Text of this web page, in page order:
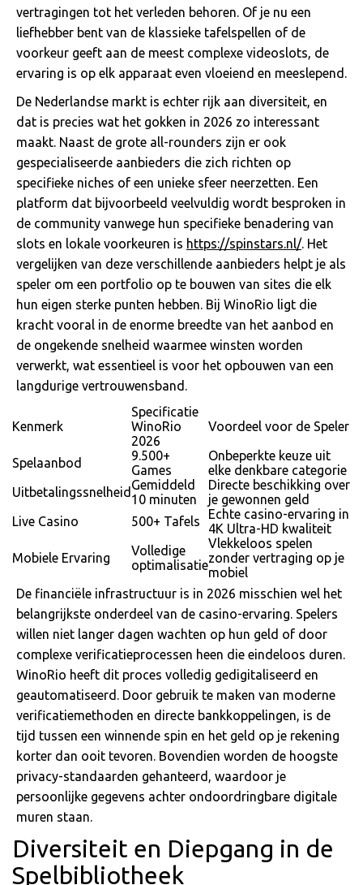
vertragingen tot het verleden behoren. Of je nu een
liefhebber bent van de klassieke tafelspellen of de
voorkeur geeft aan de meest complexe videoslots, de
ervaring is op elk apparaat even vloeiend en meeslepend.
De Nederlandse markt is echter rijk aan diversiteit, en
dat is precies wat het gokken in 2026 zo interessant
maakt. Naast de grote all-rounders zijn er ook
gespecialiseerde aanbieders die zich richten op
specifieke niches of een unieke sfeer neerzetten. Een
platform dat bijvoorbeeld veelvuldig wordt besproken in
de community vanwege hun specifieke benadering van
slots en lokale voorkeuren is https://spinstars.nl/. Het
vergelijken van deze verschillende aanbieders helpt je als
speler om een portfolio op te bouwen van sites die elk
hun eigen sterke punten hebben. Bij WinoRio ligt die
kracht vooral in de enorme breedte van het aanbod en
de ongekende snelheid waarmee winsten worden
verwerkt, wat essentieel is voor het opbouwen van een
langdurige vertrouwensband.
Kenmerk
Specificatie
WinoRio
2026
Voordeel voor de Speler
Spelaanbod
9.500+
Games
Onbeperkte keuze uit
elke denkbare categorie
Uitbetalingssnelheid Gemiddeld
10 minuten
Directe beschikking over
je gewonnen geld
Live Casino
500+ Tafels
Echte casino-ervaring in
4K Ultra-HD kwaliteit
Mobiele Ervaring
Volledige
optimalisatie
Vlekkeloos spelen
zonder vertraging op je
mobiel
De financiële infrastructuur is in 2026 misschien wel het
belangrijkste onderdeel van de casino-ervaring. Spelers
willen niet langer dagen wachten op hun geld of door
complexe verificatieprocessen heen die eindeloos duren.
WinoRio heeft dit proces volledig gedigitaliseerd en
geautomatiseerd. Door gebruik te maken van moderne
verificatiemethoden en directe bankkoppelingen, is de
tijd tussen een winnende spin en het geld op je rekening
korter dan ooit tevoren. Bovendien worden de hoogste
privacy-standaarden gehanteerd, waardoor je
persoonlijke gegevens achter ondoordringbare digitale
muren staan.
Diversiteit en Diepgang in de
Spelbibliotheek